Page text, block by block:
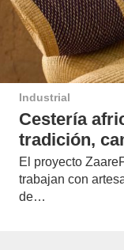
Industrial
Cestería
tradición,
El proyecto
trabajan con
de…